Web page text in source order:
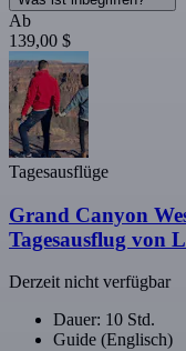
Ab
139,00 $
Tagesausflüge
Grand Canyon
Tagesausflug von
Derzeit nicht verfügbar
Dauer: 10 Std.
Guide (Englisch)